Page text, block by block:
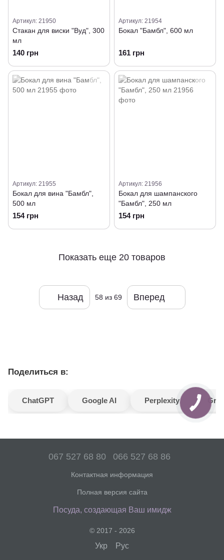
Артикул: 21950
Стакан для виски "Вуд", 300
мл
140 грн
Артикул: 21954
Бокал "Бамбл", 600 мл
161 грн
Артикул: 21955
Бокал для вина "Бамбл",
500 мл
154 грн
Артикул: 21956
Бокал для шампанского
"Бамбл", 250 мл
154 грн
Показать еще 20 товаров
Назад 58 из 69 Вперед
Поделиться в:
ChatGPT Google AI Perplexity
067 527 68 80 066 527 68 86
Контактная информация
Полная версия сайта
Посуда, создающая Ваш имидж
© 2017 - 2026
Укр Рус